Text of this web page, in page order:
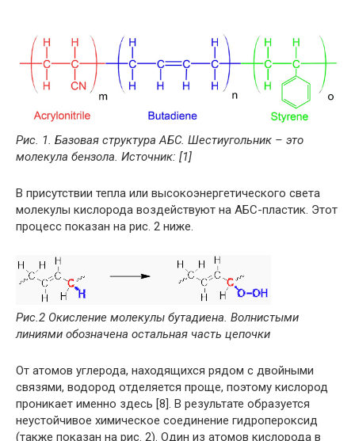
Рис. 1. Базовая структура АБС. Шестиугольник – это
молекула бензола. Источник: [1]
В присутствии тепла или высокоэнергетического света
молекулы кислорода воздействуют на АБС-пластик. Этот
процесс показан на рис. 2 ниже.
Рис.2 Окисление молекулы бутадиена. Волнистыми
линиями обозначена остальная часть цепочки
От атомов углерода, находящихся рядом с двойными
связями, водород отделяется проще, поэтому кислород
проникает именно здесь [8]. В результате образуется
неустойчивое химическое соединение гидропероксид
(также показан на рис. 2). Один из атомов кислорода в